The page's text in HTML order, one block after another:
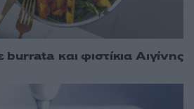
και φιστίκια Αιγίνης